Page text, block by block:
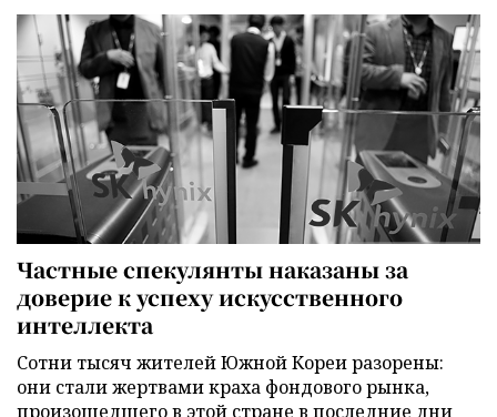
Частные спекулянты наказаны за
доверие к успеху искусственного
интеллекта
Сотни тысяч жителей Южной Кореи разорены:
они стали жертвами краха фондового рынка,
произошедшего в этой стране в последние дни